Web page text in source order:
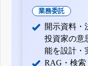
業務委託
開示資料・
投資家の意
能を設計・
RAG・検索